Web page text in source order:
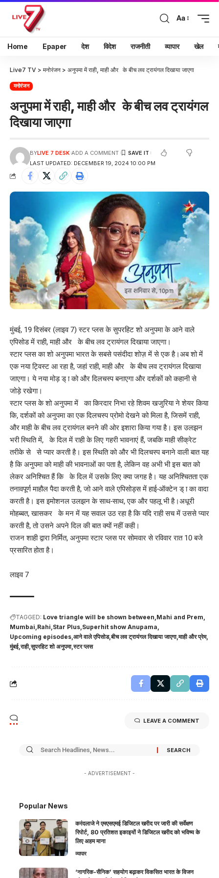
Aa
Home Epaper देश विदेश राजनीती व्यापार खेल
Live7 TV > मनोरंजन > अनुपमा में राही, माही और के बीच लव ट्रायंगल दिखाया जाएगा
मनोरंजन
अनुपमा में राही, माही और के बीच लव ट्रायंगल
दिखाया जाएगा
LAST UPDATED: DECEMBER 19, 2024 10:00 PM
BYLIVE 7 DESK ADD A COMMENT
मुंबई, 19 दिसंबर (लाइव 7) स्टर प्लस के सुपरहिट शो अनुपमा के आने वाले
एपिसोड में राही, माही और के बीच लव ट्रायंगल दिखाया जाएगा।
स्टार प्लस का शो अनुपमा भारत के सबसे पसंदीदा शोज़ में से एक है।अब शो में
एक नया ट्विस्ट आ रहा है, जहां राही, माही और के बीच लव ट्रायंगल दिखाया
जाएगा। ये नया मोड़ ड् ा को और दिलचस्प बनाएगा और दर्शकों को कहानी से
जोड़े रखेगा।
स्टार प्लस के शो अनुपमा में का किरदार निभा रहे शिवम खजुरिया ने शेयर किया
कि, दर्शकों को अनुपमा का एक दिलचस्प प्रोमो देखने को मिला है, जिसमें राही,
और माही के बीच लव ट्रायंगल बनने की ओर इशारा किया गया है। इस उलझन
भरी स्थिति में, के दिल में राही के लिए गहरी भावनाएं हैं, जबकि माही सीक्रेट
तरीके से से प्यार करती है। इस स्थिति को और भी दिलचस्प बनाने वाली बात यह
है कि अनुपमा को माही की भावनाओं का पता है, लेकिन वह अभी भी इस बात को
लेकर अनिश्चित हैं कि के दिल में उसके लिए क्या जगह है। यह अनिश्चितता एक
तनावपूर्ण माहौल पैदा करती है, जो आने वाले एपिसोड्स में हाई-ऑक्टेन ड् ा का वादा
करती है। इस इमोशनल उलझन के साथ-साथ, एक और पहलू भी है।अधूरी
मोहब्बत, खासकर के मन में यह सवाल उठ रहा है कि यदि राही सच में उससे प्यार
करती है, तो उसने अपने दिल की बात क्यों नहीं कही।
राजन शाही द्वारा निर्मित, अनुपमा स्टार प्लस पर सोमवार से रविवार रात 10 बजे
प्रसारित होता है।
लाइव 7
TAGGED: Love triangle will be shown between Mahi and Prem
Mumbai Rahi Star Plus Superhit show Anupama
Upcoming episodes आने वाले एपिसोड बीच लव ट्रायंगल दिखाया जाएगा माही और प्रेम
मुंबई राही सुपरहिट शो अनुपमा स्टर प्लस
LEAVE A COMMENT
- ADVERTISEMENT -
Popular News
करंदलाजे ने एमएसएमई डिजिटल खरीद पर जारी की सर्वेक्षण
रिपोर्ट, 80 प्रतिशत इकाइयों ने डिजिटल खरीद को भविष्य के
लिए अहम माना
व्यापार
‘नागरिक-सैनिक’ सहयोग बढ़ाकर विकसित भारत के विजन